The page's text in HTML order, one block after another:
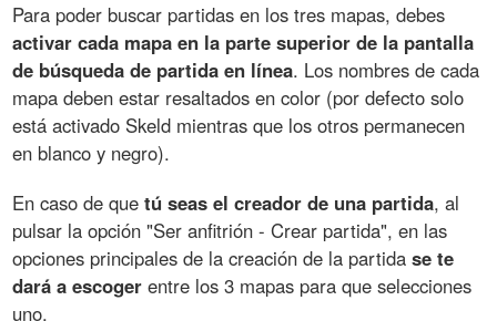
Para poder buscar partidas en los tres mapas, debes
activar cada mapa en la parte superior de la pantalla
de búsqueda de partida en línea. Los nombres de cada
mapa deben estar resaltados en color (por defecto solo
está activado Skeld mientras que los otros permanecen
en blanco y negro).
En caso de quetú seas el creador de una partida, al
pulsar la opción "Ser anfitrión - Crear partida", en las
opciones principales de la creación de la partidase te
dará a escoger entre los 3 mapas para que selecciones
uno.